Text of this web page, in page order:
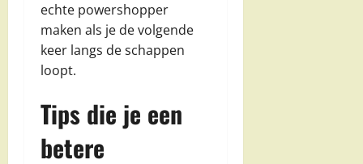
echte powershopper
maken als je de volgende
keer langs de schappen
loopt.
Tips die je een
betere